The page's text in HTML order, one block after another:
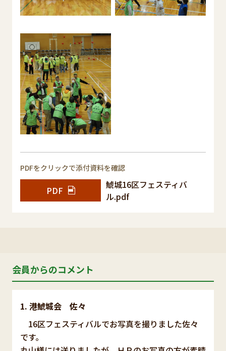
PDFをクリックで添付資料を確認
PDF
鯱城16区フェスティバ
ル.pdf
会員からのコメント
港鯱城会 佐々
16区フェスティバルでお写真を撮りました佐々
です。